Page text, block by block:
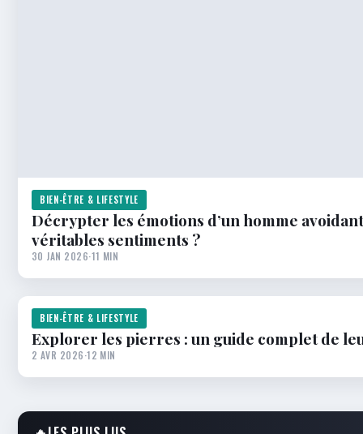
BIEN-ÊTRE & LIFESTYLE
Décrypter les émotions d’un homme
véritables sentiments ?
30 JAN 2026·11 MIN
BIEN-ÊTRE & LIFESTYLE
Explorer les pierres : un guide complet de
2 AVR 2026·12 MIN